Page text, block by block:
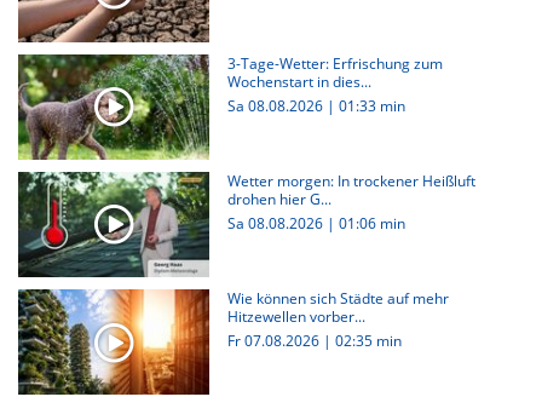
3-Tage-Wetter: Erfrischung zum
Wochenstart in dies...
Sa 08.08.2026 | 01:33 min
Wetter morgen: In trockener Heißluft
drohen hier G...
Sa 08.08.2026 | 01:06 min
Wie können sich Städte auf mehr
Hitzewellen vorber...
Fr 07.08.2026 | 02:35 min